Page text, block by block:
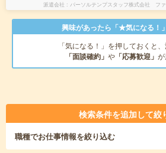
派遣会社 パーソルテンプスタッフ株式会社 フ
興味があったら「★気になる！
「気になる！」を押しておくと
「面談確約」 や 「応募歓迎」 が
検索条件を追加して絞
職種でお仕事情報を絞り込む